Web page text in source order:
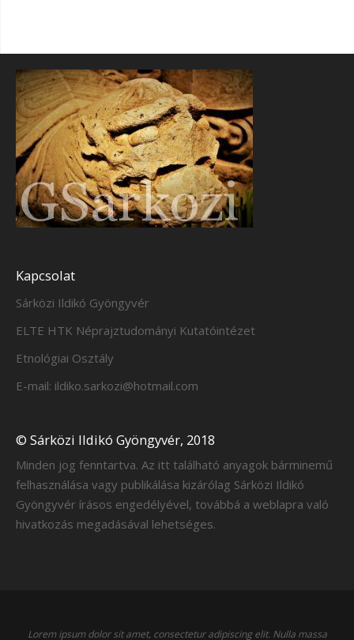
Kapcsolat
Sárközi Ildikó Gyöngyvér
ELTE HTK Néprajztudományi Kutatóintézet
Etnológiai Osztály
E-mail: ildiko.sarkozi@hotmail.com
© Sárközi Ildikó Gyöngyvér, 2018
Minden jog fenntartva. Az itt található anyagok bárminemű
felhasználása vagy publikálása kizárólag Sárközi Ildikó
Gyöngyvér írásos engedélyével, továbbá a weblapra való
hivatkozás megadásával lehetséges.
Lorem ipsum dolor sit amet, consectetur adipiscing elit. Nulla massa